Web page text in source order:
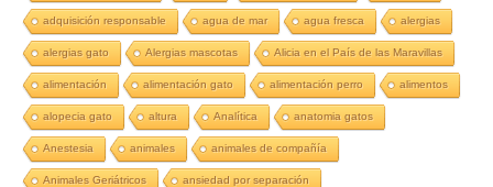
adquisición responsable agua de mar agua fresca alergias
alergias gato Alergias mascotas Alicia en el País de las Maravillas
alimentación alimentación gato alimentación perro alimentos
alopecia gato altura Analítica anatomia gatos
Anestesia animales animales de compañía
Animales Geriátricos ansiedad por separación